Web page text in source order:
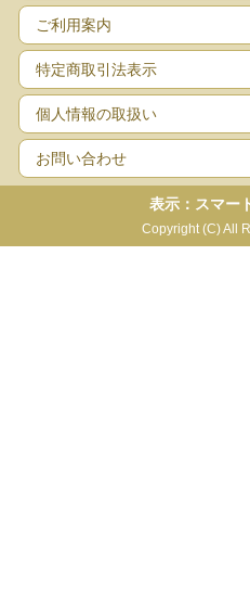
ご利用案内
特定商取引法表示
個人情報の取扱い
お問い合わせ
表示：スマー
Copyright (C) All